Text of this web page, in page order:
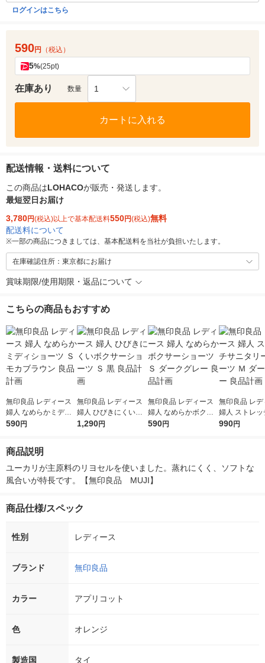
ログインはこちら
590円 （税込）
5%(25pt)
在庫あり 数量 1
カートに入れる
配送情報・送料について
この商品はLOHACOが販売・発送します。
最短翌日お届け
3,780円(税込)以上で基本配送料550円(税込)無料
配送料について
※一部の商品につきましては、基本配送料を当社が負担いたします。
在庫確認住所：東京都にお届け
賞味期限/使用期限・返品について
こちらの商品もおすすめ
無印良品 レディース
婦人 なめらかミディ
ショーツ Ｓ モカブラ
590円
無印良品 レディース
婦人 ひびきにくいボ
クサーショーツ Ｓ 黒
1,290円
無印良品 レディース
婦人 なめらかボクサ
ーショーツ Ｓ ダーク
590円
無印良品 レデ
婦人 ストレッ
タリーショー
990円
商品説明
ユーカリが主原料のリヨセルを使いました。蒸れにくく、ソフトな
風合いが特長です。【無印良品　MUJI】
商品仕様/スペック
性別 レディース
ブランド 無印良品
カラー アプリコット
色 オレンジ
製造国 タイ